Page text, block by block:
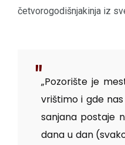
četvorogodišnjakinja iz
„Pozorište je
vrištimo i gde
sanjana postaje
dana u dan